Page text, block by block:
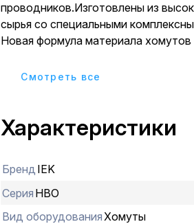
проводников.Изготовлены из
сырья со специальными
Новая формула материала хомутов
при монтаже, эксплуатации,
Cмотреть все
Характеристики
Бренд IEK
Серия НВО
Вид оборудования Хомуты